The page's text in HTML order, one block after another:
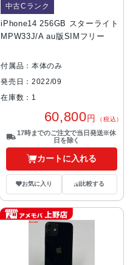
iPhone14 256GB スターライト
MPW33J/A au版SIMフリー
中古Cランク
付属品：本体のみ
発売日：2022/09
在庫数：1
60,800円 （税込）
17時までのご注文で当日発送※休
日を除く
カートに入れる
お気に入り 比較する